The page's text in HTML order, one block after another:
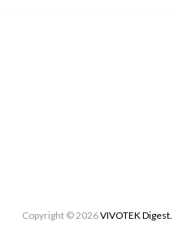
Copyright ©2026VIVOTEK Digest.